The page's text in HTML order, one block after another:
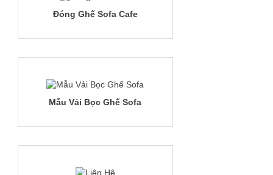
Đóng Ghế Sofa Cafe
Mẫu Vải Bọc Ghế Sofa